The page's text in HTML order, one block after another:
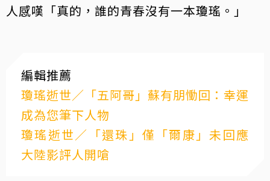
人感嘆「真的，誰的青春沒有一本瓊瑤。」
編輯推薦
瓊瑤逝世／「五阿哥」蘇有朋慟回：幸運
成為您筆下人物
瓊瑤逝世／「還珠」僅「爾康」未回應
大陸影評人開嗆